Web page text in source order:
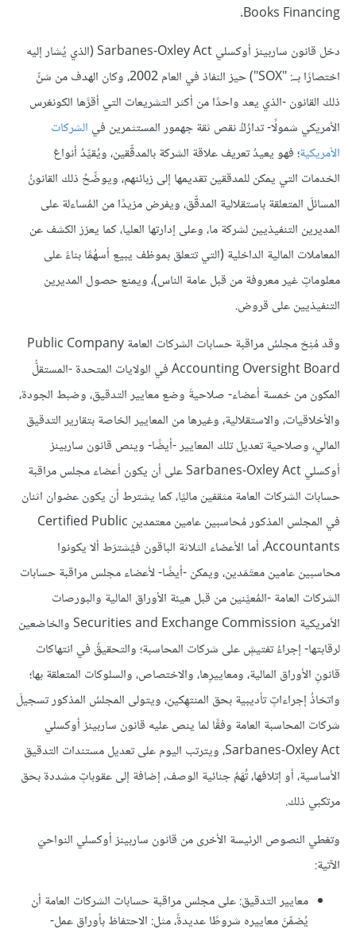
Books Financing.
دخل قانون ساربينز أوكسلي Sarbanes-Oxley Act (الذي يُشار إليه
اختصارًا بــ: "SOX") حيز النفاذ في العام 2002، وكان الهدف من سَنِّ
ذلك القانون -الذي يعد واحدًا من أكثر التشريعات التي أقرَّها الكونغرس
الأمريكي شمولًا- تدارُكُ نقص ثقة جهمور المستثمرين في الشركات
الأمريكية؛ فهو يعيدُ تعريف علاقة الشركة بالمدقِّقين، ويُقيِّدُ أنواعَ
الخدمات التي يمكن للمدققين تقديمها إلى زبائنهم، ويوضِّحُ ذلك القانونُ
المسائلَ المتعلقة باستقلالية المدقِّق، ويفرض مزيدًا من المُساءلة على
المديرين التنفيذيين لشركة ما، وعلى إدارتها العليا، كما يعزز الكشف عن
المعاملات المالية الداخلية (التي تتعلق بموظف يبيع أسهُمًا بناءً على
معلوماتٍ غير معروفة من قبل عامة الناس)، ويمنع حصول المديرين
التنفيذيين على قروض.
وقد مُنِحَ مجلسُ مراقبة حسابات الشركات العامة Public Company
Accounting Oversight Board في الولايات المتحدة -المستقلُّ
المكون من خمسة أعضاء- صلاحيةَ وضع معايير التدقيق، وضبط الجودة،
والأخلاقيات، والاستقلالية، وغيرها من المعايير الخاصة بتقارير التدقيق
المالي، وصلاحية تعديل تلك المعايير -أيضًا- وينص قانون ساربينز
أوكسلي Sarbanes-Oxley Act على أن يكون أعضاء مجلس مراقبة
حسابات الشركات العامة مثقفين ماليًا، كما يشترط أن يكون عضوان اثنان
في المجلس المذكور مُحاسبين عامين معتمدين Certified Public
Accountants، أما الأعضاء الثلاثة الباقون فيُشترَط ألا يكونوا
محاسبين عامين معتَمَدين، ويمكن -أيضًا- لأعضاء مجلس مراقبة حسابات
الشركات العامة -المُعيَّنين من قبل هيئة الأوراق المالية والبورصات
الأمريكية Securities and Exchange Commission والخاضعين
لرقابتها- إجراءُ تفتيشٍ على شركات المحاسبة؛ والتحقيقُ في انتهاكات
قانونِ الأوراق المالية، ومعاييرِها، والاختصاص، والسلوكات المتعلقة بها؛
واتخاذُ إجراءاتٍ تأديبية بحق المنتهِكين، ويتولى المجلسُ المذكور تسجيلَ
شركات المحاسبة العامة وفقًا لما ينص عليه قانون ساربينز أوكسلي
Sarbanes-Oxley Act، ويترتب اليوم على تعديل مستندات التدقيق
الأساسية، أو إتلافها، تُهَمٌ جنائية الوصف، إضافة إلى عقوباتٍ مشددة بحق
مرتكبي ذلك.
وتغطي النصوص الرئيسة الأخرى من قانون ساربينز أوكسلي النواحيَ
الآتية:
معايير التدقيق: على مجلس مراقبة حسابات الشركات العامة أن
يُضمِّنَ معاييره شروطًا عديدةً، مثل: الاحتفاظ بأوراق عمل-